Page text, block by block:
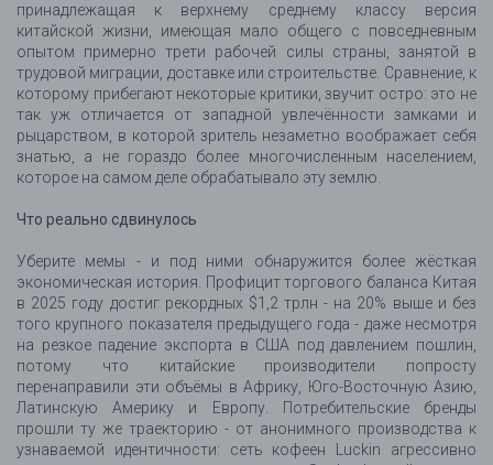
принадлежащая к верхнему среднему классу версия
китайской жизни, имеющая мало общего с повседневным
опытом примерно трети рабочей силы страны, занятой в
трудовой миграции, доставке или строительстве. Сравнение, к
которому прибегают некоторые критики, звучит остро: это не
так уж отличается от западной увлечённости замками и
рыцарством, в которой зритель незаметно воображает себя
знатью, а не гораздо более многочисленным населением,
которое на самом деле обрабатывало эту землю.
Что реально сдвинулось
Уберите мемы - и под ними обнаружится более жёсткая
экономическая история. Профицит торгового баланса Китая
в 2025 году достиг рекордных $1,2 трлн - на 20% выше и без
того крупного показателя предыдущего года - даже несмотря
на резкое падение экспорта в США под давлением пошлин,
потому что китайские производители попросту
перенаправили эти объёмы в Африку, Юго-Восточную Азию,
Латинскую Америку и Европу. Потребительские бренды
прошли ту же траекторию - от анонимного производства к
узнаваемой идентичности: сеть кофеен Luckin агрессивно